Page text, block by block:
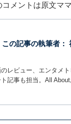
メントは原文マ
この記事の執筆者：
レビュー、エンタメ
記事も担当。All